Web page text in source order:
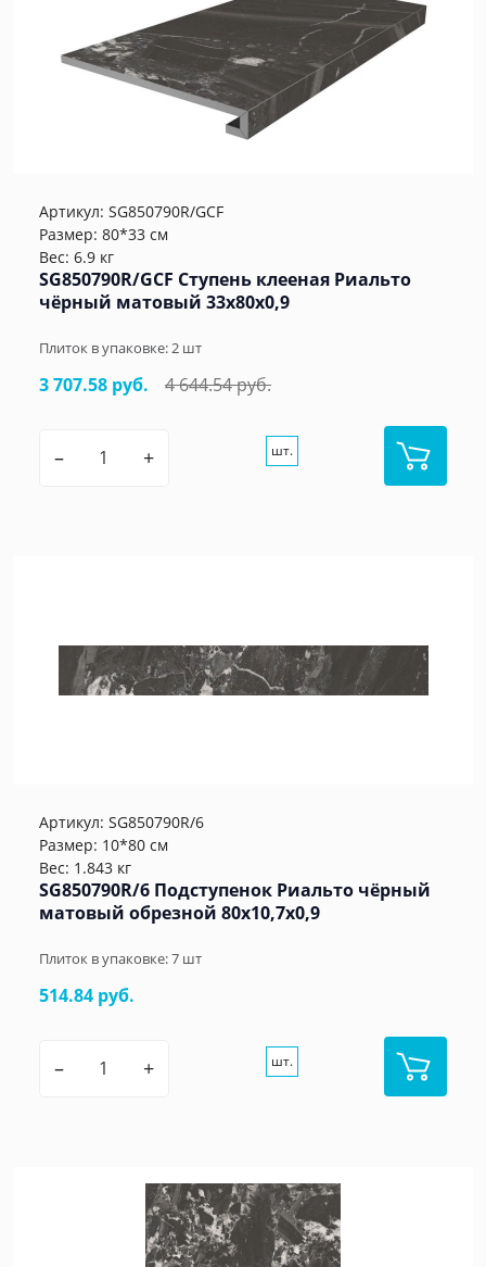
Артикул: SG850790R/GCF
Размер: 80*33 см
Вес: 6.9 кг
SG850790R/GCF Ступень клееная Риальто
чёрный матовый 33x80x0,9
Плиток в упаковке:2 шт
3 707.58 руб. 4 644.54 руб.
– + шт.
Артикул: SG850790R/6
Размер: 10*80 см
Вес: 1.843 кг
SG850790R/6 Подступенок Риальто чёрный
матовый обрезной 80x10,7x0,9
Плиток в упаковке:7 шт
514.84 руб.
– + шт.